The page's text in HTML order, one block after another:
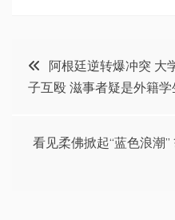
文
章
导
阿根廷逆转爆冲突 大
子互殴 滋事者疑是外籍学
看见柔佛掀起“蓝色浪潮